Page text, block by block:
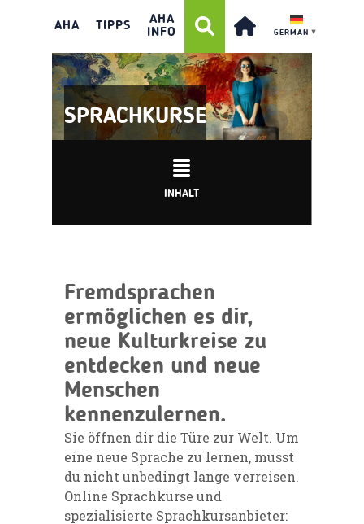
AHA TIPPS
AHA
INFO
GERMAN ▼
SPRACHKURSE
INHALT
Fremdsprachen
ermöglichen es dir,
neue Kulturkreise zu
entdecken und neue
Menschen
kennenzulernen.
Sie öffnen dir die Türe zur Welt. Um
eine neue Sprache zu lernen, musst
du nicht unbedingt lange verreisen.
Online Sprachkurse und
spezialisierte Sprachkursanbieter: